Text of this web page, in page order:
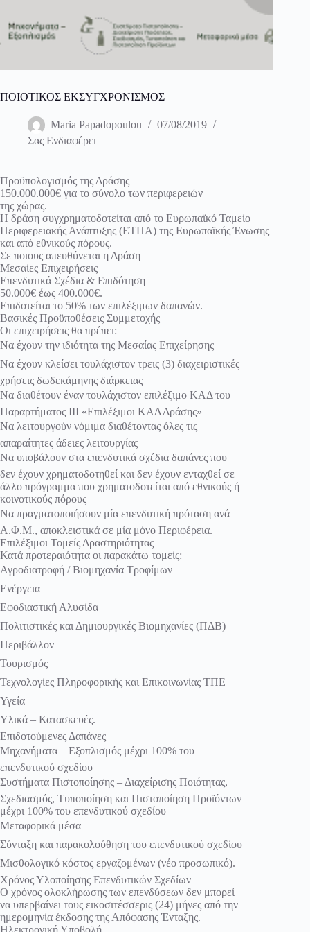
ΠΟΙΟΤΙΚΟΣ ΕΚΣΥΓΧΡΟΝΙΣΜΟΣ
Maria Papadopoulou
07/08/2019
Σας Ενδιαφέρει
Προϋπολογισμός της Δράσης
150.000.000€ για το σύνολο των περιφερειών
της χώρας.
Η δράση συγχρηματοδοτείται από το Ευρωπαϊκό Ταμείο
Περιφερειακής Ανάπτυξης (ΕΤΠΑ) της Ευρωπαϊκής Ένωσης
και από εθνικούς πόρους.
Σε ποιους απευθύνεται η Δράση
Μεσαίες Επιχειρήσεις
Επενδυτικά Σχέδια & Επιδότηση
50.000€ έως 400.000€.
Επιδοτείται το 50% των επιλέξιμων δαπανών.
Βασικές Προϋποθέσεις Συμμετοχής
Οι επιχειρήσεις θα πρέπει:
Να έχουν την ιδιότητα της Μεσαίας Επιχείρησης
Να έχουν κλείσει τουλάχιστον τρεις (3) διαχειριστικές
χρήσεις δωδεκάμηνης διάρκειας
Να διαθέτουν έναν τουλάχιστον επιλέξιμο ΚΑΔ του
Παραρτήματος ΙΙΙ «Επιλέξιμοι ΚΑΔ Δράσης»
Να λειτουργούν νόμιμα διαθέτοντας όλες τις
απαραίτητες άδειες λειτουργίας
Να υποβάλουν στα επενδυτικά σχέδια δαπάνες που
δεν έχουν χρηματοδοτηθεί και δεν έχουν ενταχθεί σε
άλλο πρόγραμμα που χρηματοδοτείται από εθνικούς ή
κοινοτικούς πόρους
Να πραγματοποιήσουν μία επενδυτική πρόταση ανά
Α.Φ.Μ., αποκλειστικά σε μία μόνο Περιφέρεια.
Επιλέξιμοι Τομείς Δραστηριότητας
Κατά προτεραιότητα οι παρακάτω τομείς:
Αγροδιατροφή / Βιομηχανία Τροφίμων
Ενέργεια
Εφοδιαστική Αλυσίδα
Πολιτιστικές και Δημιουργικές Βιομηχανίες (ΠΔΒ)
Περιβάλλον
Τουρισμός
Τεχνολογίες Πληροφορικής και Επικοινωνίας ΤΠΕ
Υγεία
Υλικά – Κατασκευές.
Επιδοτούμενες Δαπάνες
Μηχανήματα – Εξοπλισμός μέχρι 100% του
επενδυτικού σχεδίου
Συστήματα Πιστοποίησης – Διαχείρισης Ποιότητας,
Σχεδιασμός, Τυποποίηση και Πιστοποίηση Προϊόντων
μέχρι 100% του επενδυτικού σχεδίου
Μεταφορικά μέσα
Σύνταξη και παρακολούθηση του επενδυτικού σχεδίου
Μισθολογικό κόστος εργαζομένων (νέο προσωπικό).
Χρόνος Υλοποίησης Επενδυτικών Σχεδίων
Ο χρόνος ολοκλήρωσης των επενδύσεων δεν μπορεί
να υπερβαίνει τους εικοσιτέσσερις (24) μήνες από την
ημερομηνία έκδοσης της Απόφασης Ένταξης.